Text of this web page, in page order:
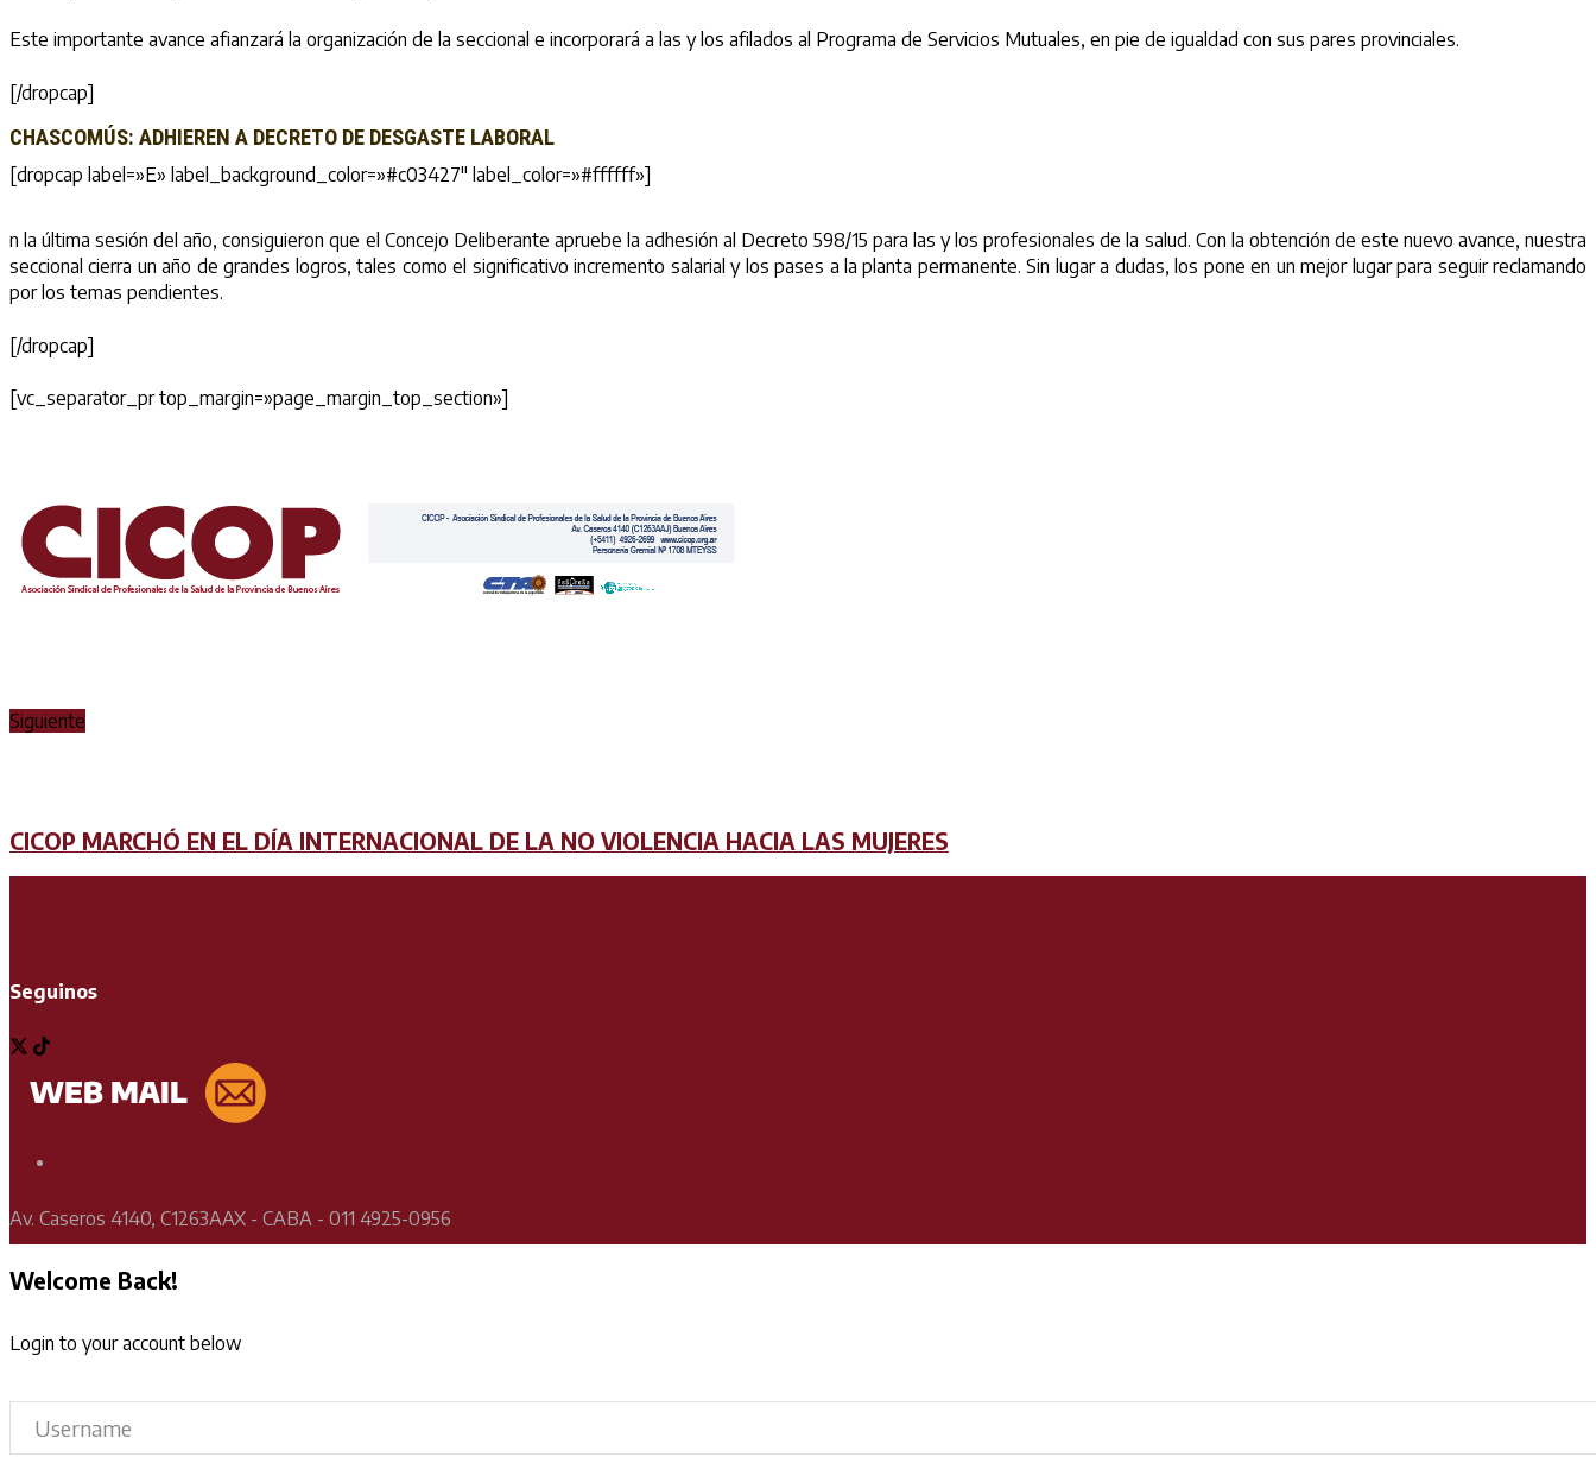
Este importante avance afianzará la organización de la seccional e incorporará a las y los afilados al Programa de Servicios Mutuales, en pie de igualdad con sus pares provinciales.
[/dropcap]
CHASCOMÚS: ADHIEREN A DECRETO DE DESGASTE LABORAL
[dropcap label=»E» label_background_color=»#c03427″ label_color=»#ffffff»]
n la última sesión del año, consiguieron que el Concejo Deliberante apruebe la adhesión al Decreto 598/15 para las y los profesionales de la salud. Con la obtención de este nuevo avance, nuestra
seccional cierra un año de grandes logros, tales como el significativo incremento salarial y los pases a la planta permanente. Sin lugar a dudas, los pone en un mejor lugar para seguir reclamando
por los temas pendientes.
[/dropcap]
[vc_separator_pr top_margin=»page_margin_top_section»]
Siguiente
CICOP MARCHÓ EN EL DÍA INTERNACIONAL DE LA NO VIOLENCIA HACIA LAS MUJERES
Seguinos
Av. Caseros 4140, C1263AAX - CABA - 011 4925-0956
Welcome Back!
Login to your account below